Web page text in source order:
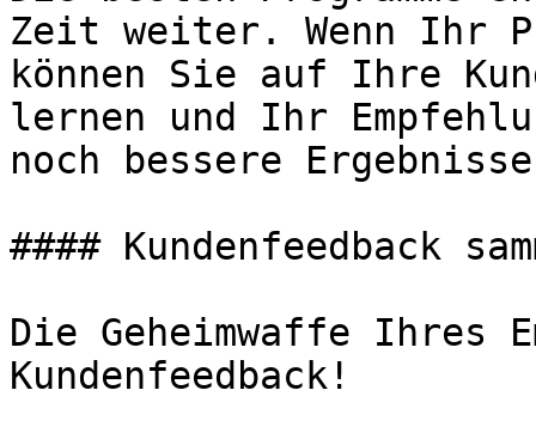
Zeit weiter. Wenn Ihr
können Sie auf Ihre
lernen und Ihr
noch bessere
#### Kundenfeedback
Die Geheimwaffe Ihres
Kundenfeedback!